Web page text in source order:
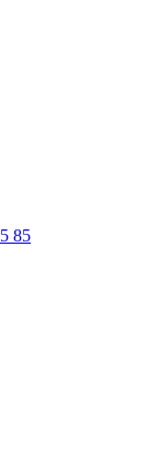
85